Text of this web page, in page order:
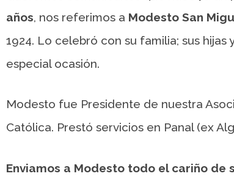
años, nos referimos a Modesto San
1924. Lo celebró con su familia; sus
especial ocasión.
Modesto fue Presidente de nuestra
Católica. Prestó servicios en Panal (ex
Enviamos a Modesto todo el cariño de